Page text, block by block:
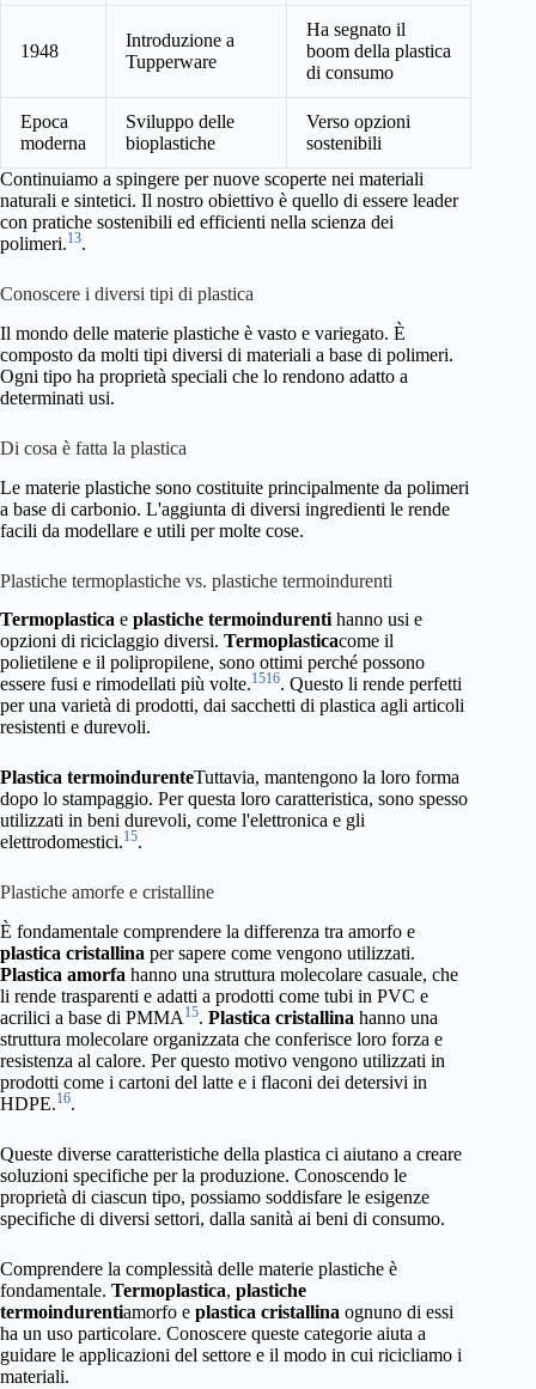
1948
Introduzione a
Tupperware
Ha segnato il
boom della plastica
di consumo
Epoca
moderna
Sviluppo delle
bioplastiche
Verso opzioni
sostenibili
Continuiamo a spingere per nuove scoperte nei materiali
naturali e sintetici. Il nostro obiettivo è quello di essere leader
con pratiche sostenibili ed efficienti nella scienza dei
polimeri.13.
Conoscere i diversi tipi di plastica
Il mondo delle materie plastiche è vasto e variegato. È
composto da molti tipi diversi di materiali a base di polimeri.
Ogni tipo ha proprietà speciali che lo rendono adatto a
determinati usi.
Di cosa è fatta la plastica
Le materie plastiche sono costituite principalmente da polimeri
a base di carbonio. L'aggiunta di diversi ingredienti le rende
facili da modellare e utili per molte cose.
Plastiche termoplastiche vs. plastiche termoindurenti
Termoplastica e plastiche termoindurenti hanno usi e
opzioni di riciclaggio diversi. Termoplasticacome il
polietilene e il polipropilene, sono ottimi perché possono
essere fusi e rimodellati più volte.1516. Questo li rende perfetti
per una varietà di prodotti, dai sacchetti di plastica agli articoli
resistenti e durevoli.
Plastica termoindurenteTuttavia, mantengono la loro forma
dopo lo stampaggio. Per questa loro caratteristica, sono spesso
utilizzati in beni durevoli, come l'elettronica e gli
elettrodomestici.15.
Plastiche amorfe e cristalline
È fondamentale comprendere la differenza tra amorfo e
plastica cristallina per sapere come vengono utilizzati.
Plastica amorfa hanno una struttura molecolare casuale, che
li rende trasparenti e adatti a prodotti come tubi in PVC e
acrilici a base di PMMA 15. Plastica cristallina hanno una
struttura molecolare organizzata che conferisce loro forza e
resistenza al calore. Per questo motivo vengono utilizzati in
prodotti come i cartoni del latte e i flaconi dei detersivi in
HDPE.16.
Queste diverse caratteristiche della plastica ci aiutano a creare
soluzioni specifiche per la produzione. Conoscendo le
proprietà di ciascun tipo, possiamo soddisfare le esigenze
specifiche di diversi settori, dalla sanità ai beni di consumo.
Comprendere la complessità delle materie plastiche è
fondamentale. Termoplastica, plastiche
termoindurentiamorfo e plastica cristallina ognuno di essi
ha un uso particolare. Conoscere queste categorie aiuta a
guidare le applicazioni del settore e il modo in cui ricicliamo i
materiali.